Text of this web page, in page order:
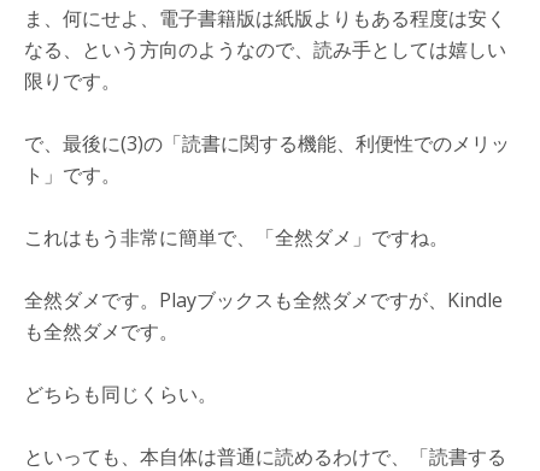
ま、何にせよ、電子書籍版は紙版よりもある程度は安く
なる、という方向のようなので、読み手としては嬉しい
限りです。
で、最後に(3)の「読書に関する機能、利便性でのメリッ
ト」です。
これはもう非常に簡単で、「全然ダメ」ですね。
全然ダメです。Playブックスも全然ダメですが、Kindle
も全然ダメです。
どちらも同じくらい。
といっても、本自体は普通に読めるわけで、「読書する